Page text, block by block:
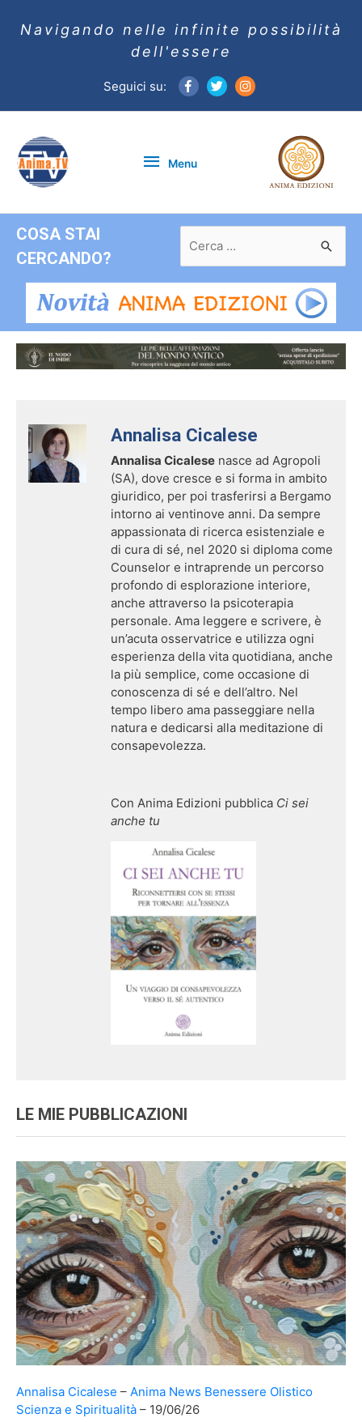
Navigando nelle infinite possibilità
dell'essere
Seguici su:
Menu
COSA STAI
CERCANDO?
per:
Annalisa Cicalese
Annalisa Cicalese nasce ad Agropoli
(SA), dove cresce e si forma in ambito
giuridico, per poi trasferirsi a Bergamo
intorno ai ventinove anni. Da sempre
appassionata di ricerca esistenziale e
di cura di sé, nel 2020 si diploma come
Counselor e intraprende un percorso
profondo di esplorazione interiore,
anche attraverso la psicoterapia
personale. Ama leggere e scrivere, è
un’acuta osservatrice e utilizza ogni
esperienza della vita quotidiana, anche
la più semplice, come occasione di
conoscenza di sé e dell’altro. Nel
tempo libero ama passeggiare nella
natura e dedicarsi alla meditazione di
consapevolezza.
Con Anima Edizioni pubblica Ci sei
anche tu
LE MIE PUBBLICAZIONI
Annalisa Cicalese Anima News Benessere Olistico
Scienza e Spiritualità
19/06/26